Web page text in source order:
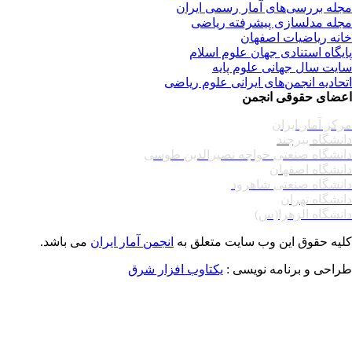
بررسی‌های آمار رسمی ایران
مدلسازی پیشرفته ریاضی
ریاضیات اصفهان
استنادی جهان علوم اسلام
سال جهانی علوم پایه
انجمن‌های ایرانی علوم ریاضی
حقوقی انجمن
آمار ایران
بیرجند
صنعتی خواجه نصیرالدین طوسی
اصفهان
صنعتی شاهرود
تهران
الزهرا(س)
حقوق این وب سایت متعلق بهانجمن آمار ایرانمی باشد.
و برنامه نویسی : یکتاوب افزار شرق